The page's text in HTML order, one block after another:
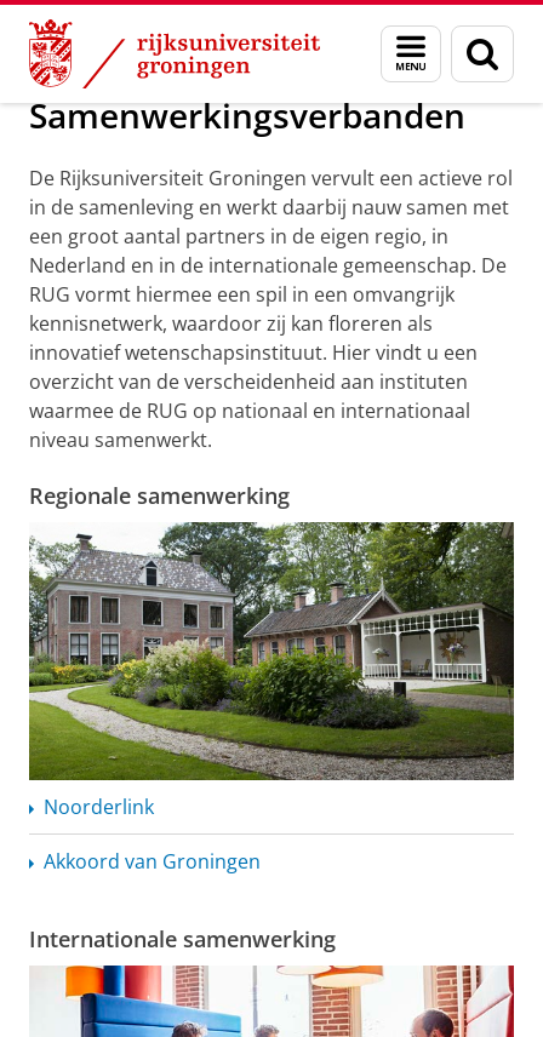
Skip
Content
Skip
Navigation
Menu
en
zoeken
Over ons Organisatie Samenwerkingsverbanden
Samenwerkingsverbanden
De Rijksuniversiteit Groningen vervult een actieve rol
in de samenleving en werkt daarbij nauw samen met
een groot aantal partners in de eigen regio, in
Nederland en in de internationale gemeenschap. De
RUG vormt hiermee een spil in een omvangrijk
kennisnetwerk, waardoor zij kan floreren als
innovatief wetenschapsinstituut. Hier vindt u een
overzicht van de verscheidenheid aan instituten
waarmee de RUG op nationaal en internationaal
niveau samenwerkt.
Regionale samenwerking
Noorderlink
Akkoord van Groningen
Internationale samenwerking